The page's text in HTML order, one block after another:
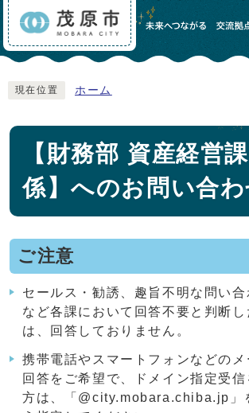
現在位置 ホーム
【財務部 資産経営
係】へのお問い合わ
ご注意
セールス・勧誘、趣旨不明な問い
など各課において回答不要と判断し
は、回答しておりません。
携帯電話やスマートフォンなどのメ
回答をご希望で、ドメイン指定受
方は、「@city.mobara.chiba.jp」